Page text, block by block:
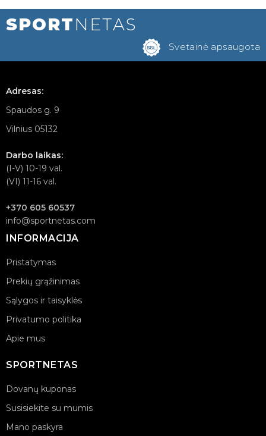
SPORTNETAS
Svetainė apsaugota
Adresas:
Spaudos g. 9
Vilnius 05132
Darbo laikas:
(I-V) 10-19 val.
(VI) 11-16 val.
+370 605 60537
info@sportnetas.com
INFORMACIJA
Pristatymas
Prekių grąžinimas
Sąlygos ir taisyklės
Privatumo politika
Apie mus
SPORTNETAS
Dovanų kuponas
Susisiekite su mumis
Mano paskyra